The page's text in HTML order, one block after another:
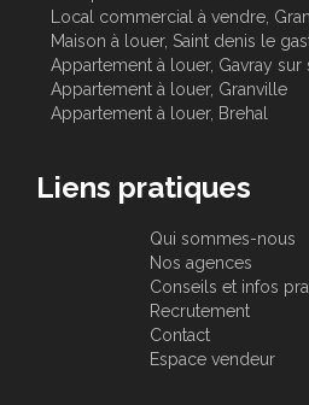
Local commercial à vendre,
Maison à louer, Saint denis le
Appartement à louer, Gavray sur
Appartement à louer, Granville
Appartement à louer, Brehal
Liens pratiques
Qui sommes-nous
Nos agences
Conseils et infos
Recrutement
Contact
Espace vendeur